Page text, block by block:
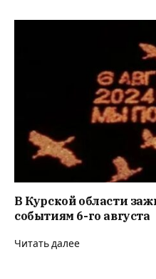
В Курской области
событиям 6-го августа
Читать далее